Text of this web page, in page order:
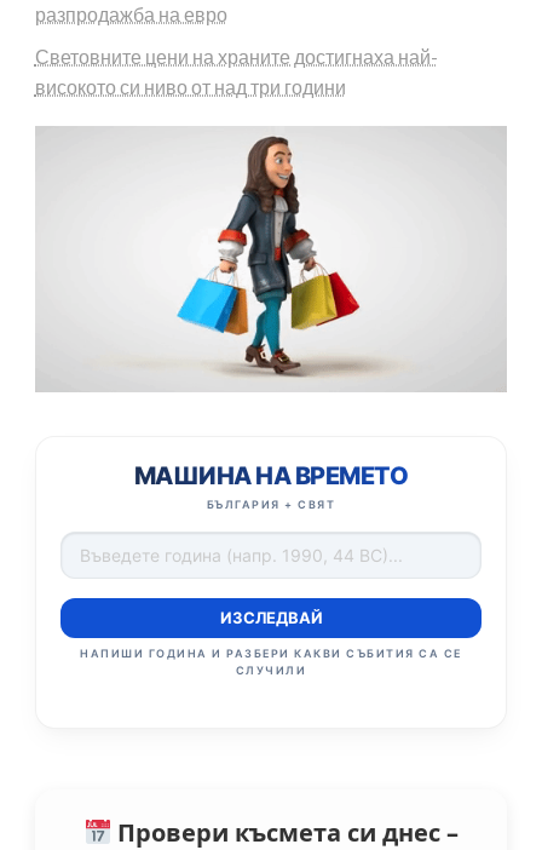
разпродажба на евро
Световните цени на храните достигнаха най-
високото си ниво от над три години
МАШИНА НА ВРЕМЕТО
БЪЛГАРИЯ + СВЯТ
ИЗСЛЕДВАЙ
НАПИШИ ГОДИНА И РАЗБЕРИ КАКВИ СЪБИТИЯ СА СЕ
СЛУЧИЛИ
Провери късмета си днес –